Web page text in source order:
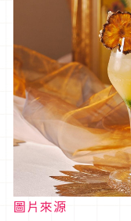
圖片來源